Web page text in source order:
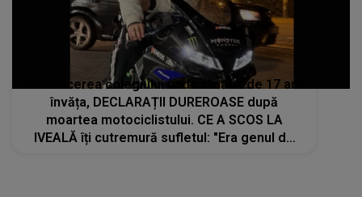
Conducerea colegiului unde tânărul de 17 ani
învăța, DECLARAȚII DUREROASE după
moartea motociclistului. CE A SCOS LA
IVEALĂ îți cutremură sufletul: "Era genul de